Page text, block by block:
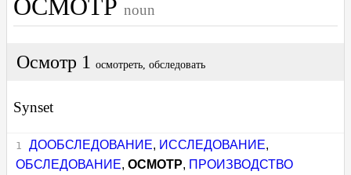
ОСМОТР noun
Осмотр 1 осмотреть, обследовать
Synset
ДООБСЛЕДОВАНИЕ, ИССЛЕДОВАНИЕ,
ОБСЛЕДОВАНИЕ,ОСМОТР, ПРОИЗВОДСТВО